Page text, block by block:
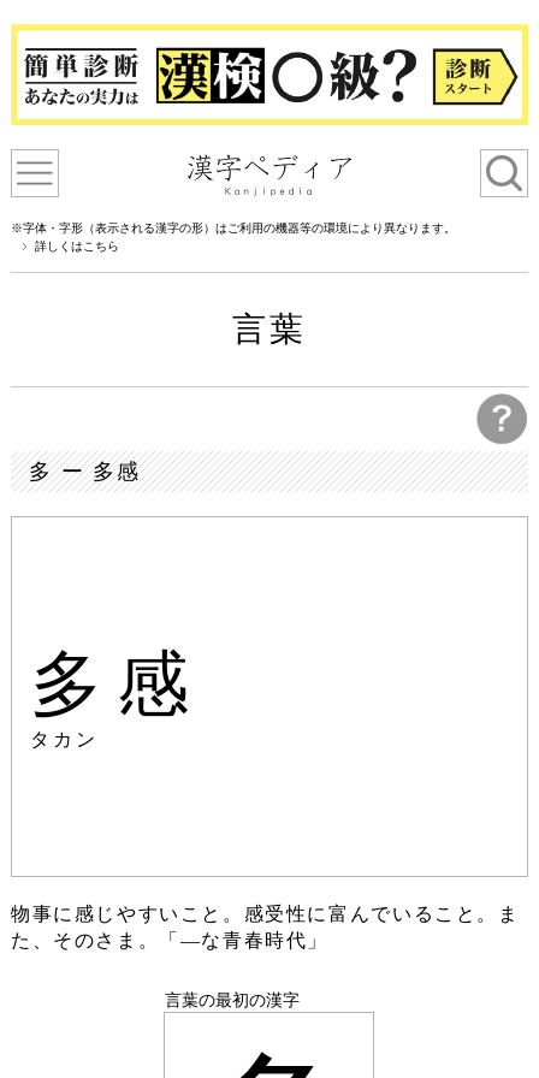
※字体・字形（表示される漢字の形）はご利用の機器等の環境により異なります。
詳しくはこちら
言葉
多 ー 多感
多感
タカン
物事に感じやすいこと。感受性に富んでいること。ま
た、そのさま。「―な青春時代」
言葉の最初の漢字